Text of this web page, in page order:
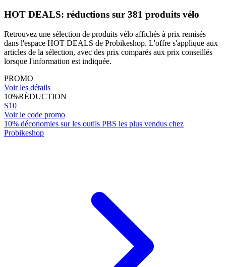
HOT DEALS: réductions sur 381 produits vélo
Retrouvez une sélection de produits vélo affichés à prix remisés
dans l'espace HOT DEALS de Probikeshop. L'offre s'applique aux
articles de la sélection, avec des prix comparés aux prix conseillés
lorsque l'information est indiquée.
PROMO
Voir les détails
10%RÉDUCTION
S10
Voir le code promo
10% déconomies sur les outils PBS les plus vendus chez
Probikeshop